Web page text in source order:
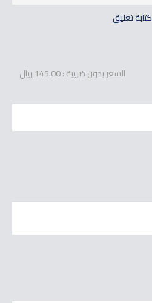
كتابة تعليق
السعر بدون ضريبة : 145.00 ريال